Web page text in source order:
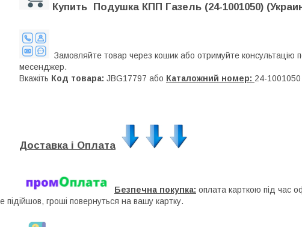
Купить Подушка КПП Газель (24-1001050)
Замовляйте товар через кошик або отримуйте консультацію
месенджер.
Вкажіть Код товара: JBG17797 або Каталожний номер: 24-1001050
Доставка і Оплата
Безпечна покупка: оплата карткою під час
підійшов, гроші повернуться на вашу картку.